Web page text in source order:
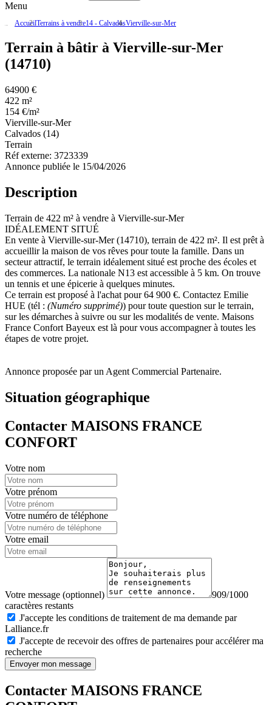
Menu
AccueilTerrains à vendre14 - CalvadosVierville-sur-Mer
Terrain à bâtir à Vierville-sur-Mer
(14710)
64900 €
422 m²
154 €/m²
Vierville-sur-Mer
Calvados (14)
Terrain
Réf externe: 3723339
Annonce publiée le 15/04/2026
Description
Terrain de 422 m² à vendre à Vierville-sur-Mer
IDÉALEMENT SITUÉ
En vente à Vierville-sur-Mer (14710), terrain de 422 m². Il est prêt à
accueillir la maison de vos rêves pour toute la famille. Dans un
secteur attractif, le terrain idéalement situé est proche des écoles et
des commerces. La nationale N13 est accessible à 5 km. On trouve
un tennis et une épicerie à quelques minutes.
Ce terrain est proposé à l'achat pour 64 900 €. Contactez Emilie
HUE (tél : (Numéro supprimé)) pour toute question sur le terrain,
sur les démarches à suivre ou sur les modalités de vente. Maisons
France Confort Bayeux est là pour vous accompagner à toutes les
étapes de votre projet.
Annonce proposée par un Agent Commercial Partenaire.
Situation géographique
Contacter MAISONS FRANCE
CONFORT
Votre nom
Votre prénom
Votre numéro de téléphone
Votre email
Votre message (optionnel)
909/1000
caractères restants
J'accepte les conditions de traitement de ma demande par
Lalliance.fr
J'accepte de recevoir des offres de partenaires pour accélérer ma
recherche
Envoyer mon message
Contacter MAISONS FRANCE